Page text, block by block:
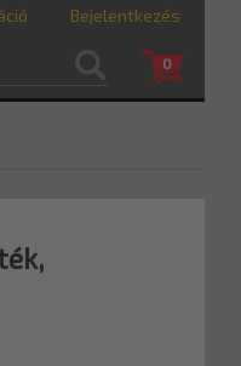
Bejelentkezés
0